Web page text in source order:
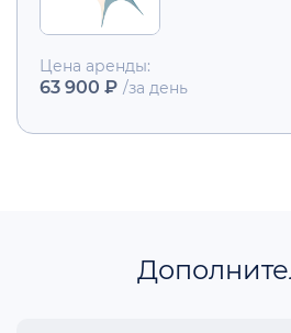
Цена аренды:
63 900 ₽ /за день